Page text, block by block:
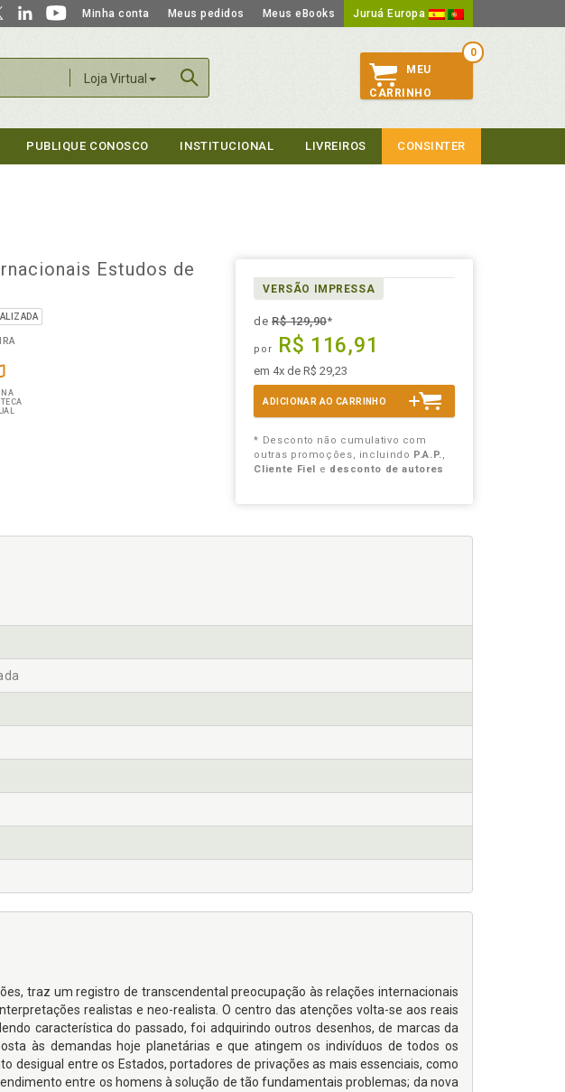
Minha conta Meus pedidos Meus eBooks Juruá Europa
Loja Virtual
0
MEU
CARRINHO
PUBLIQUE CONOSCO INSTITUCIONAL LIVREIROS CONSINTER
Estudos de
NA
VERSÃO IMPRESSA
deR$ 129,90*
por R$ 116,91
em 4x de R$ 29,23
ADICIONAR AO CARRINHO
* Desconto não cumulativo com
outras promoções, incluindo P.A.P.,
Cliente Fiel e desconto de autores
traz um registro de transcendental preocupação às relações internacionais
realistas e neo-realista. O centro das atenções volta-se aos reais
característica do passado, foi adquirindo outros desenhos, de marcas da
às demandas hoje planetárias e que atingem os indivíduos de todos os
desigual entre os Estados, portadores de privações as mais essenciais, como
entre os homens à solução de tão fundamentais problemas; da nova